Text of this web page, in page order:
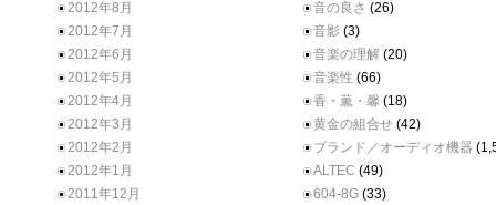
2012年8月
2012年7月
2012年6月
2012年5月
2012年4月
2012年3月
2012年2月
2012年1月
2011年12月
音の良さ (26)
音影 (3)
音楽の理解 (20)
音楽性 (66)
香・薫・馨 (18)
黄金の組合せ (42)
ブランド／オーディオ機器
ALTEC (49)
604-8G (33)